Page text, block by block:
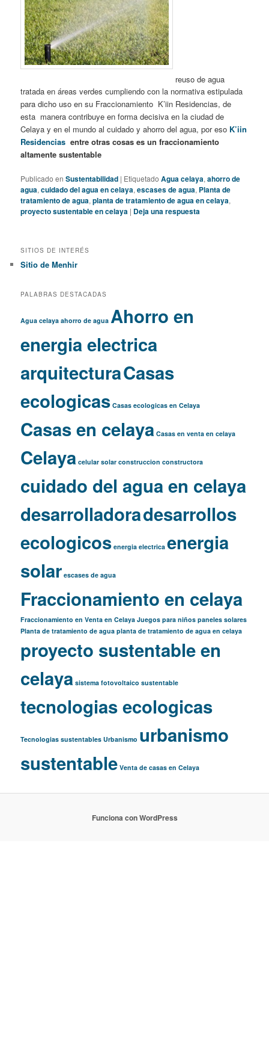
reuso de agua
tratada en áreas verdes cumpliendo con la normativa estipulada
para dicho uso en su Fraccionamiento K’iin Residencias, de
esta manera contribuye en forma decisiva en la ciudad de
Celaya y en el mundo al cuidado y ahorro del agua, por eso K’iin
Residencias entre otras cosas es un fraccionamiento
altamente sustentable
Publicado en Sustentabilidad | Etiquetado Agua celaya,ahorro de
agua,cuidado del agua en celaya,escases de agua, Planta de
tratamiento de agua,planta de tratamiento de agua en celaya,
proyecto sustentable en celaya | Deja una respuesta
SITIOS DE INTERÉS
Sitio de Menhir
PALABRAS DESTACADAS
Agua celaya ahorro de agua Ahorro en
energia electrica
arquitecturaCasas
ecologicas Casas ecologicas en Celaya
Casas en celaya Casas en venta en celaya
Celaya celular solar construccion constructora
cuidado del agua en celaya
desarrolladoradesarrollos
ecologicos energia electrica energia
solar escases de agua
Fraccionamiento en celaya
Fraccionamiento en Venta en Celaya Juegos para niños paneles solares
Planta de tratamiento de agua planta de tratamiento de agua en celaya
proyecto sustentable en
celaya sistema fotovoltaico sustentable
tecnologias ecologicas
Tecnologias sustentables Urbanismo urbanismo
sustentable Venta de casas en Celaya
Funciona con WordPress